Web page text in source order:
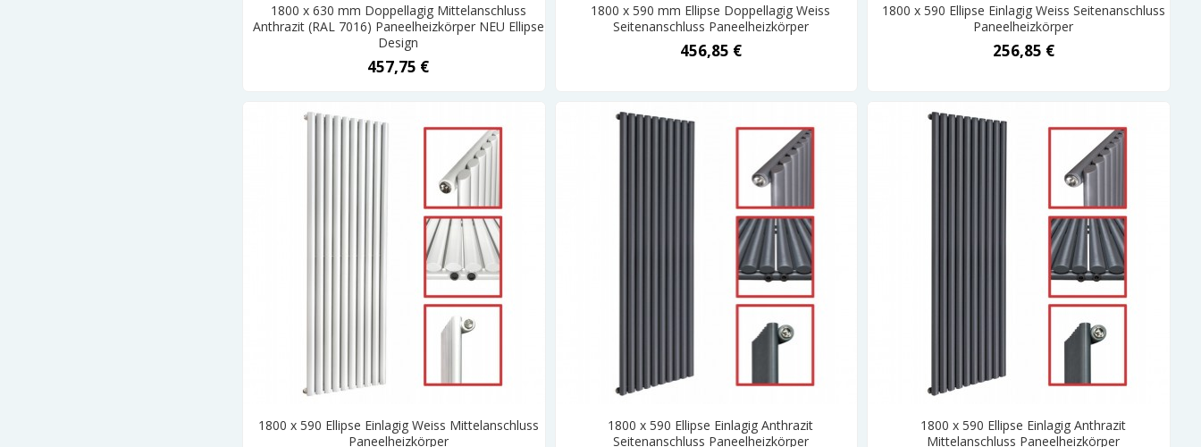
1800 x 630 mm Doppellagig Mittelanschluss
Anthrazit (RAL 7016) Paneelheizkörper NEU Ellipse
Design
457,75 €
1800 x 590 mm Ellipse Doppellagig Weiss
Seitenanschluss Paneelheizkörper
456,85 €
1800 x 590 Ellipse Einlagig Weiss Seitenanschluss
Paneelheizkörper
256,85 €
1800 x 590 Ellipse Einlagig Weiss Mittelanschluss
Paneelheizkörper
1800 x 590 Ellipse Einlagig Anthrazit
Seitenanschluss Paneelheizkörper
1800 x 590 Ellipse Einlagig Anthrazit
Mittelanschluss Paneelheizkörper